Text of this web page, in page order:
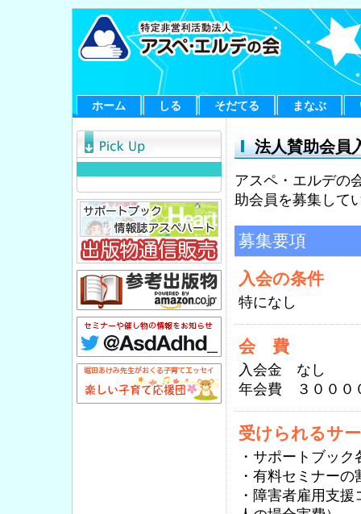
ホーム しる そだてる まなぶ
法人賛助会員
アスペ・エルデの
助会員を募集して
募集要項
入会の条件
特になし
会 費
入会金 なし
年会費 ３０００
受けられるサ
・サポートブッ
・有料セミナーの
・障害者雇用支